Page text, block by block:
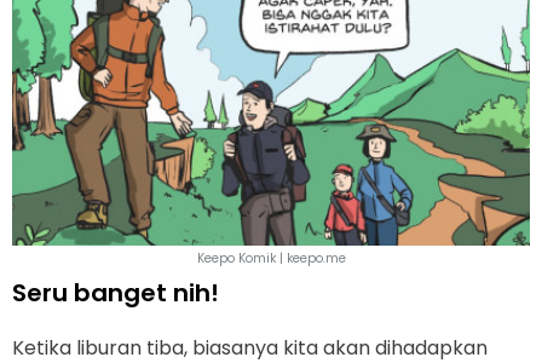
Keepo Komik | keepo.me
Seru banget nih!
Ketika liburan tiba, biasanya kita akan dihadapkan